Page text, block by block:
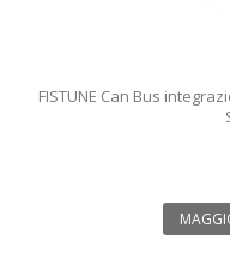
FISTUNE Can Bus